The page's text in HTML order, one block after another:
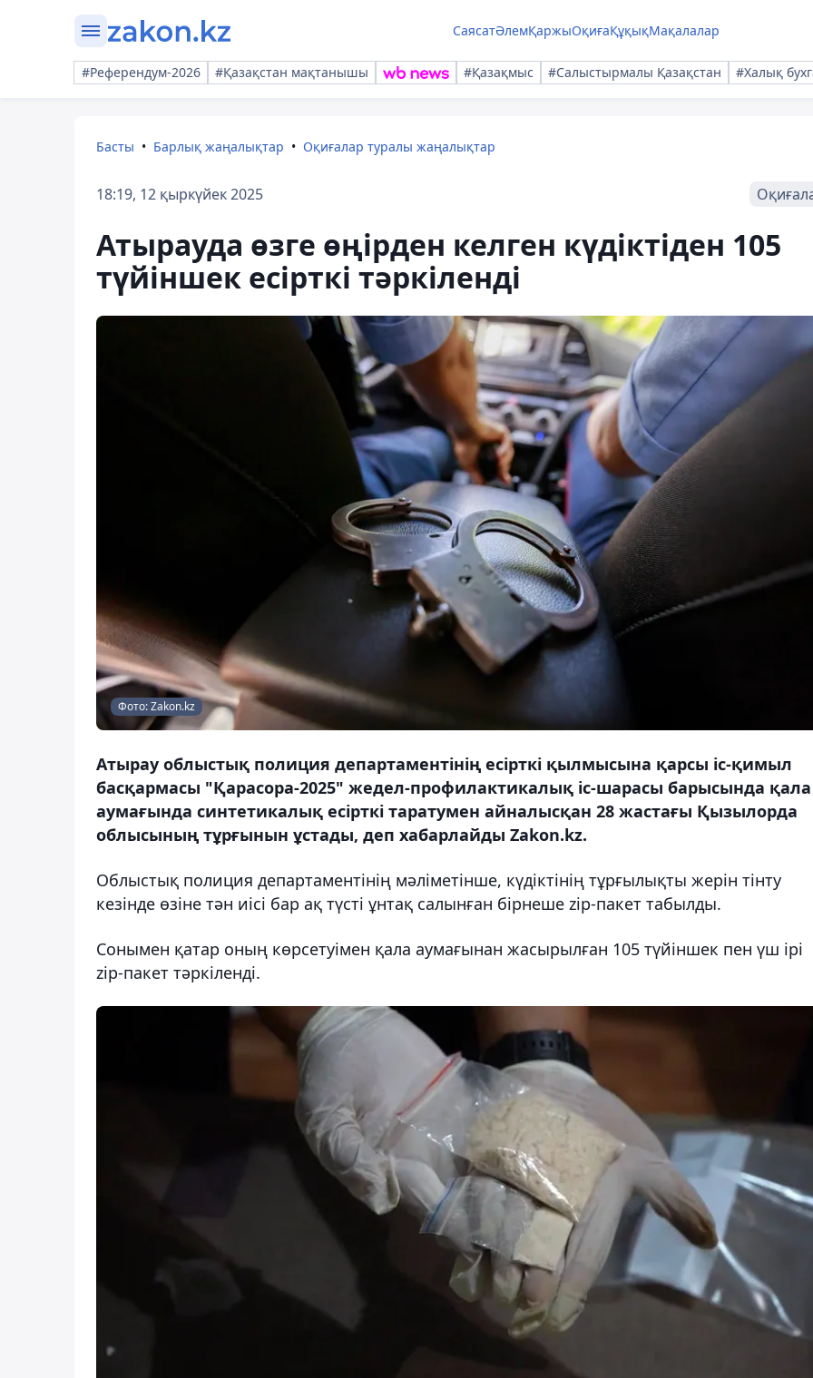
СаясатӘлемҚаржыОқиғаҚұқықМақалалар
#Референдум-2026 #Қазақстан мақтанышы #Қазақмыс #Салыстырмалы Қазақстан #Халық
Басты Барлық жаңалықтар Оқиғалар туралы жаңалықтар
18:19, 12 қыркүйек 2025
Атырауда өзге өңірден келген күдіктіден 105
түйіншек есірткі тәркіленді
Фото: Zakon.kz
Атырау облыстық полиция департаментінің есірткі қылмысына қарсы іс-қимыл
басқармасы "Қарасора-2025" жедел-профилактикалық іс-шарасы барысында қала
аумағында синтетикалық есірткі таратумен айналысқан 28 жастағы Қызылорда
облысының тұрғынын ұстады, деп хабарлайды Zakon.kz.
Облыстық полиция департаментінің мәліметінше, күдіктінің тұрғылықты жерін тінту
кезінде өзіне тән иісі бар ақ түсті ұнтақ салынған бірнеше zip-пакет табылды.
Сонымен қатар оның көрсетуімен қала аумағынан жасырылған 105 түйіншек пен үш ірі
zip-пакет тәркіленді.